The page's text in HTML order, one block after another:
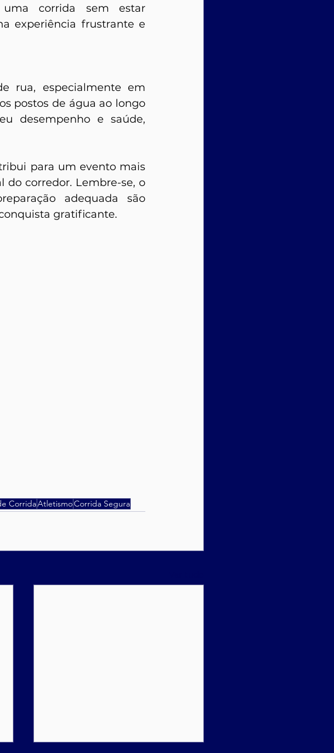
uma corrida sem estar
experiência frustrante e
rua, especialmente em
postos de água ao longo
desempenho e saúde,
para um evento mais
corredor. Lembre-se, o
adequada são
gratificante.
CorridaAtletismoCorrida Segura